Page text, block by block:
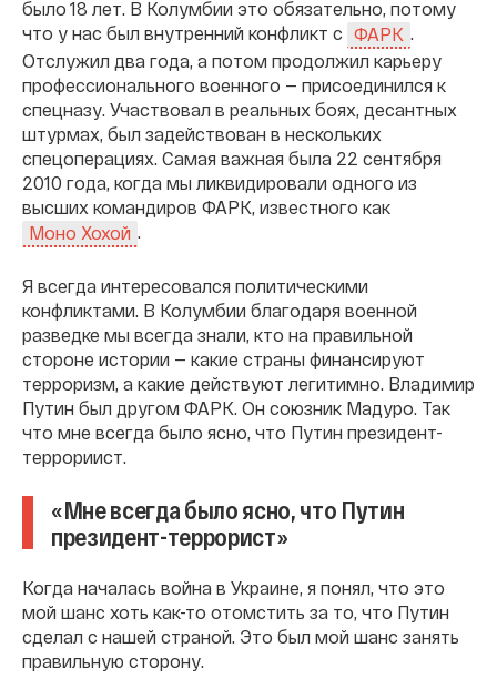
было 18 лет. В Колумбии это обязательно, потому
что у нас был внутренний конфликт с ФАРК .
Отслужил два года, а потом продолжил карьеру
профессионального военного — присоединился к
спецназу. Участвовал в реальных боях, десантных
штурмах, был задействован в нескольких
спецоперациях. Самая важная была 22 сентября
2010 года, когда мы ликвидировали одного из
высших командиров ФАРК, известного как
Моно Хохой .
Я всегда интересовался политическими
конфликтами. В Колумбии благодаря военной
разведке мы всегда знали, кто на правильной
стороне истории — какие страны финансируют
терроризм, а какие действуют легитимно. Владимир
Путин был другом ФАРК. Он союзник Мадуро. Так
что мне всегда было ясно, что Путин президент-
террориист.
«Мне всегда было ясно, что Путин
президент-террорист»
Когда началась война в Украине, я понял, что это
мой шанс хоть как-то отомстить за то, что Путин
сделал с нашей страной. Это был мой шанс занять
правильную сторону.